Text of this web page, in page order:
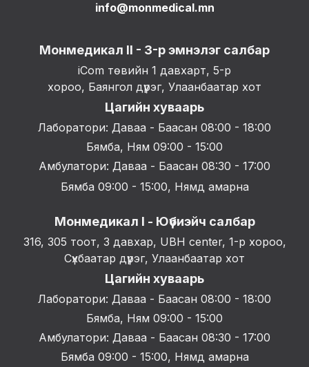
info@monmedical.mn
Монмедикал II - 3-р эмнэлэг салбар
iCom төвийн 1 давхарт, 5-р
хороо, Баянгол дүүрэг, Улаанбаатар хот
Цагийн хуваарь
Лаборатори: Даваа - Баасан 08:00 - 18:00
Бямба, Ням 09:00 - 15:00
Амбулатори: Даваа - Баасан 08:30 - 17:00
Бямба 09:00 - 15:00, Нямд амарна
Монмедикал I - Юүбиэйч салбар
316, 305 тоот, 3 давхар, UBH center, 1-р хороо,
Сүхбаатар дүүрэг, Улаанбаатар хот
Цагийн хуваарь
Лаборатори: Даваа - Баасан 08:00 - 18:00
Бямба, Ням 09:00 - 15:00
Амбулатори: Даваа - Баасан 08:30 - 17:00
Бямба 09:00 - 15:00, Нямд амарна